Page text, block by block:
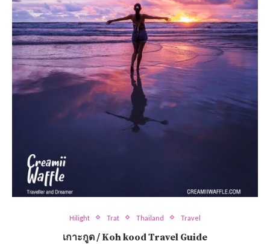
Hilight Trat Thailand Travel
เกาะกูด / Koh kood Travel Guide